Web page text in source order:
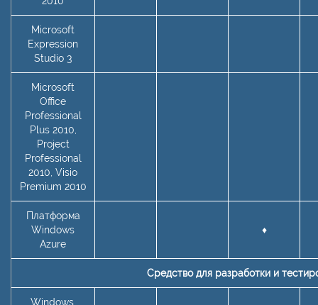
Microsoft
Expression
Studio 3
Microsoft
Office
Professional
Plus 2010,
Project
Professional
2010, Visio
Premium 2010
Платформа
Windows
Azure
♦
Средство для разработки и
Windows,